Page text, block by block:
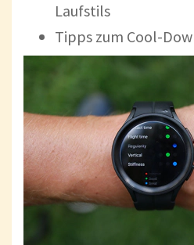
Laufstils
Tipps zum Cool-